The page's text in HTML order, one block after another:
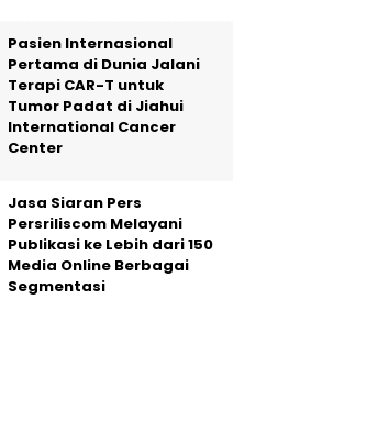
Pasien Internasional
Pertama di Dunia Jalani
Terapi CAR-T untuk
Tumor Padat di Jiahui
International Cancer
Center
Jasa Siaran Pers
Persriliscom Melayani
Publikasi ke Lebih dari 150
Media Online Berbagai
Segmentasi